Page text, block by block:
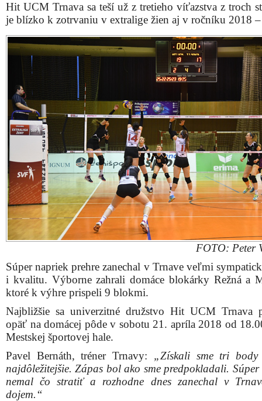
Hit UCM Trnava sa teší už z tretieho víťazstva z troch
je blízko k zotrvaniu v extralige žien aj v ročníku 2018
FOTO: Peter
Súper napriek prehre zanechal v Trnave veľmi
i kvalitu. Výborne zahrali domáce blokárky Režná a
ktoré k výhre prispeli 9 blokmi.
Najbližšie sa univerzitné družstvo Hit UCM Trnava
opäť na domácej pôde v sobotu 21. apríla 2018 od
Mestskej športovej hale.
Pavel Bernáth, tréner Trnavy: „Získali sme tri
najdôležitejšie. Zápas bol ako sme predpokladali.
nemal čo stratiť a rozhodne dnes zanechal v
dojem.“